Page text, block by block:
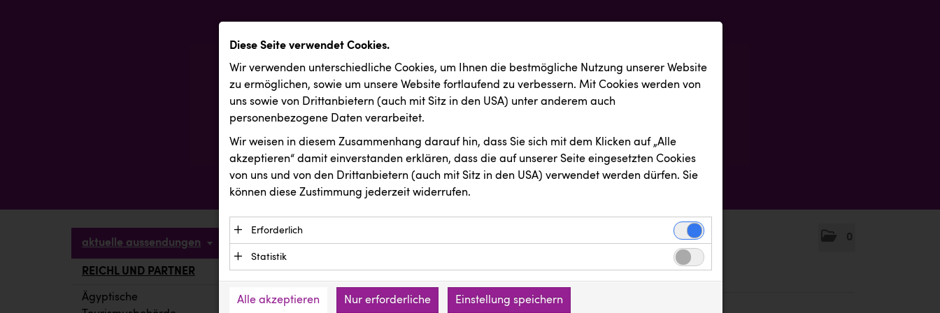
0
aktuelle aussendungen
REICHL UND PARTNER
Ägyptische
Diese Seite verwendet Cookies.
Wir verwenden unterschiedliche Cookies, um Ihnen die best­mögliche Nutzung unserer Website
zu ermöglichen, sowie um unsere Website fortlaufend zu verbessern. Mit Cookies werden von
uns sowie von Drittanbietern (auch mit Sitz in den USA) unter anderem auch
personenbezogene Daten verarbeitet.
Wir weisen in diesem Zusammenhang darauf hin, dass Sie sich mit dem Klicken auf „Alle
akzeptieren“ damit ein­ver­standen erklären, dass die auf unserer Seite eingesetzten Cookies
von uns und von den Drittanbietern (auch mit Sitz in den USA) verwendet werden dürfen. Sie
können diese Zustimmung jederzeit widerrufen.
Erforderlich
Essenzielle Cookies ermöglichen grundlegende Funktionen und sind für die einwandfreie
Funktion der Website erforderlich. Diese Cookies speichern keine personenbezogenen
Daten und werden an keine Dritten übermittelt.
Anbieter: Eigentümer der Website (Erstanbieter)
Statistik
verstehen, wie unsere Besucher unsere Website nutzen.
Alle akzeptieren Nur erforderliche Einstellung speichern